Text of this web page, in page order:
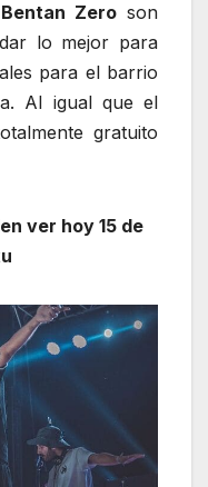
Zero son
lo mejor para
para el barrio
Al igual que el
gratuito
ver hoy 15 de